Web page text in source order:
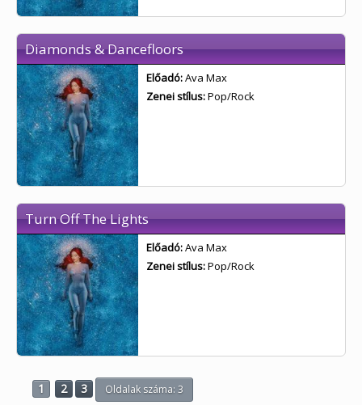
Diamonds & Dancefloors
Előadó:Ava Max
Zenei stílus:Pop/Rock
Turn Off The Lights
Előadó:Ava Max
Zenei stílus:Pop/Rock
1 2 3 Oldalak száma: 3